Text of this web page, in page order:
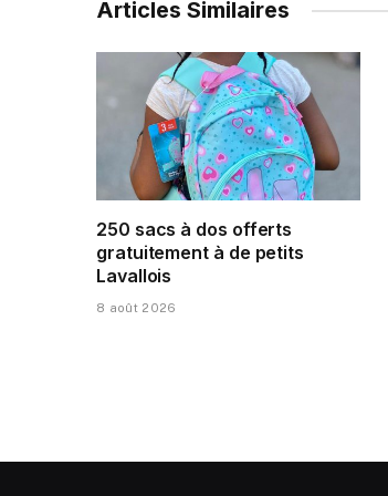
Articles Similaires
250 sacs à dos offerts
gratuitement à de petits
Lavallois
8 août 2026